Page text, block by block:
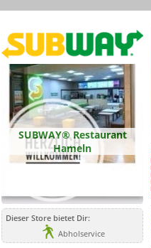
SUBWAY® Restaurant
Hameln
Dieser Store bietet Dir:
Abholservice